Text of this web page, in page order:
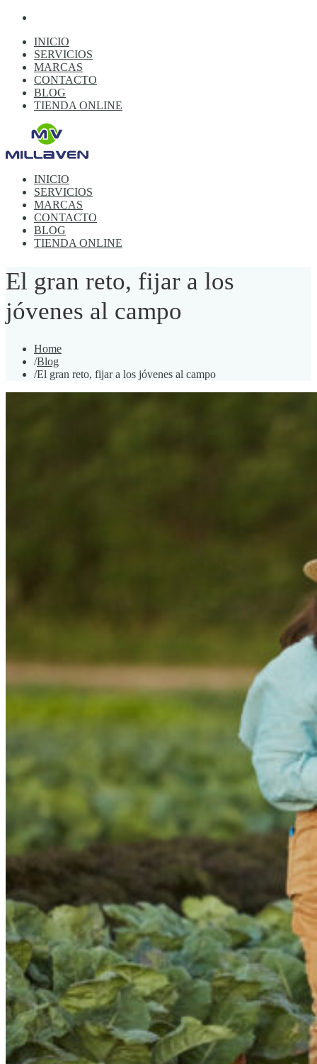
INICIO
SERVICIOS
MARCAS
CONTACTO
BLOG
TIENDA ONLINE
INICIO
SERVICIOS
MARCAS
CONTACTO
BLOG
TIENDA ONLINE
El gran reto, fijar a los
jóvenes al campo
Home
/Blog
/El gran reto, fijar a los jóvenes al campo